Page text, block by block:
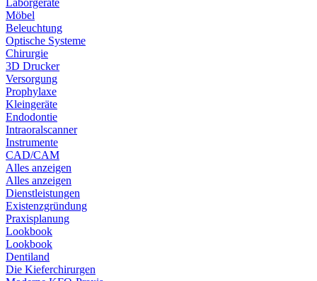
Laborgeräte
Möbel
Beleuchtung
Optische Systeme
Chirurgie
3D Drucker
Versorgung
Prophylaxe
Kleingeräte
Endodontie
Intraoralscanner
Instrumente
CAD/CAM
Alles anzeigen
Alles anzeigen
Dienstleistungen
Existenzgründung
Praxisplanung
Lookbook
Lookbook
Dentiland
Die Kieferchirurgen